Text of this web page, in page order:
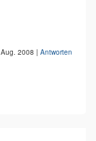
2008 | Antworten